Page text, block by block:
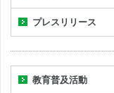
プレスリリース
教育普及活動